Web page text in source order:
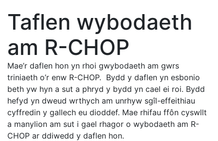
Taflen wybodaeth
am R-CHOP
Mae’r daflen hon yn rhoi gwybodaeth am gwrs
triniaeth o’r enw R-CHOP. Bydd y daflen yn esbonio
beth yw hyn a sut a phryd y bydd yn cael ei roi. Bydd
hefyd yn dweud wrthych am unrhyw sgîl-effeithiau
cyffredin y gallech eu dioddef. Mae rhifau ffôn cyswllt
a manylion am sut i gael rhagor o wybodaeth am R-
CHOP ar ddiwedd y daflen hon.